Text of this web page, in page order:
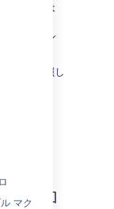
マク
または
示されま
もファイル
項目を参照し
に追加